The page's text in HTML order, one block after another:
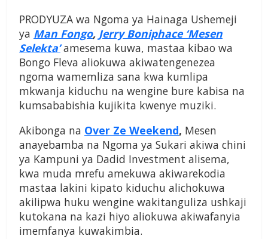
PRODYUZA wa Ngoma ya Hainaga Ushemeji
ya Man Fongo, Jerry Boniphace ‘Mesen
Selekta’ amesema kuwa, mastaa kibao wa
Bongo Fleva aliokuwa akiwatengenezea
ngoma wamemliza sana kwa kumlipa
mkwanja kiduchu na wengine bure kabisa na
kumsababishia kujikita kwenye muziki.
Akibonga na Over Ze Weekend, Mesen
anayebamba na Ngoma ya Sukari akiwa chini
ya Kampuni ya Dadid Investment alisema,
kwa muda mrefu amekuwa akiwarekodia
mastaa lakini kipato kiduchu alichokuwa
akilipwa huku wengine wakitanguliza ushkaji
kutokana na kazi hiyo aliokuwa akiwafanyia
imemfanya kuwakimbia.